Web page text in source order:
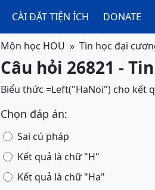
CÀI ĐẶT TIỆN ÍCH DONATE
Môn học HOU Tin học đại
Câu hỏi 26821 -
Biểu thức =Left("HaNoi") cho kết
Chọn đáp án:
Sai cú pháp
Kết quả là chữ "H"
Kết quả là chữ "Ha"